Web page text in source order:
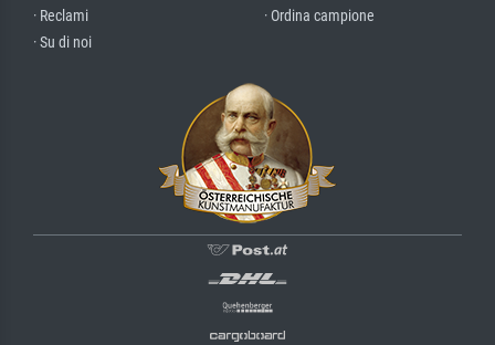
· Reclami
· Su di noi
· Ordina campione